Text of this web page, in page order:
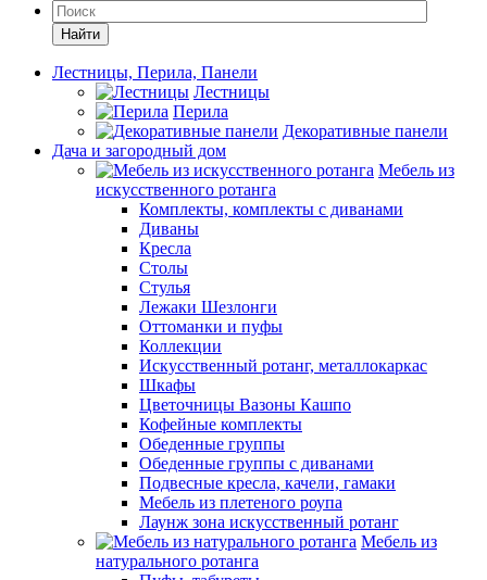
Найти
Лестницы, Перила, Панели
Лестницы
Перила
Декоративные панели
Дача и загородный дом
Мебель из
искусственного ротанга
Комплекты, комплекты с диванами
Диваны
Кресла
Столы
Стулья
Лежаки Шезлонги
Оттоманки и пуфы
Коллекции
Искусственный ротанг, металлокаркас
Шкафы
Цветочницы Вазоны Кашпо
Кофейные комплекты
Обеденные группы
Обеденные группы с диванами
Подвесные кресла, качели, гамаки
Мебель из плетеного роупа
Лаунж зона искусственный ротанг
Мебель из
натурального ротанга